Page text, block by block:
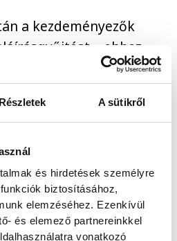
Részletek A sütikről
és hirdetések személyre
biztosításához,
elemzéséhez. Ezenkívül
és elemező partnereinkkel
vonatkozó
a kezdeményezők
– ehhez
Ahhoz, hogy a
országos
legalább 200 ezer
az illetékes
Országgyűlésnek
népszavazást. A
szervek ezután
időpontját, és